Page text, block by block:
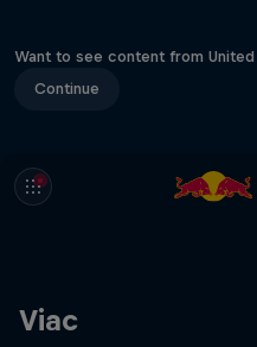
Want to see content from
Continue
Viac